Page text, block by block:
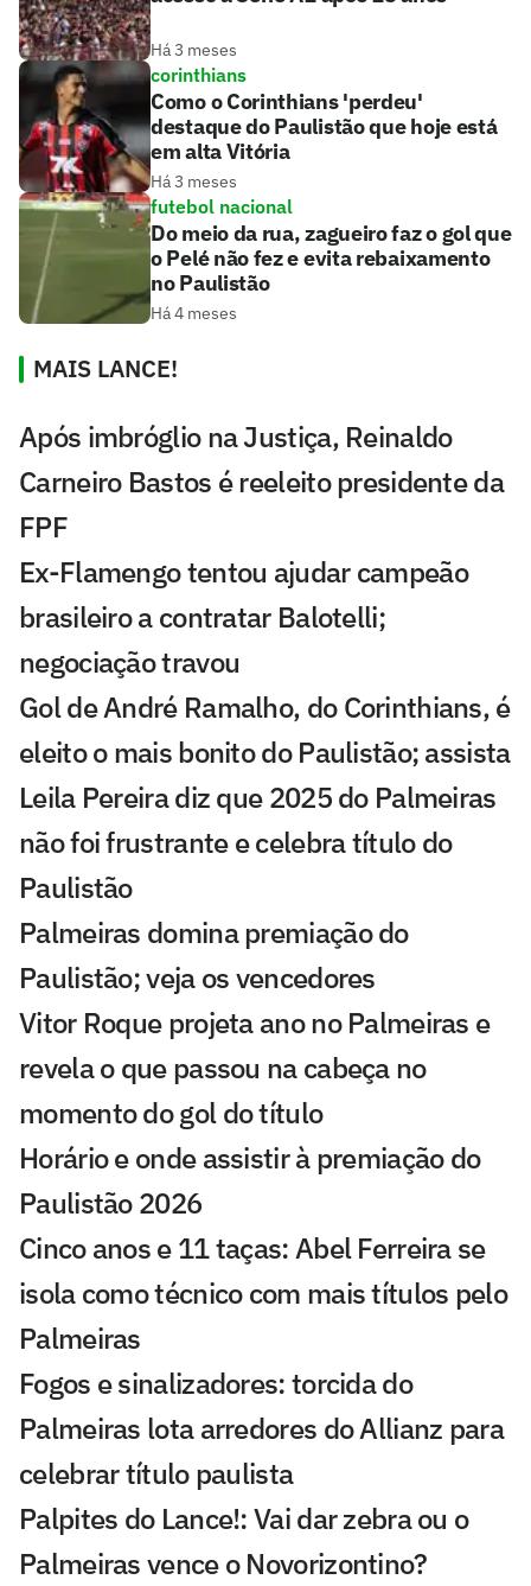
Há 3 meses
corinthians
Como o Corinthians 'perdeu'
destaque do Paulistão que hoje está
em alta Vitória
Há 3 meses
futebol nacional
Do meio da rua, zagueiro faz o gol que
o Pelé não fez e evita rebaixamento
no Paulistão
Há 4 meses
MAIS LANCE!
Após imbróglio na Justiça, Reinaldo
Carneiro Bastos é reeleito presidente da
FPF
Ex-Flamengo tentou ajudar campeão
brasileiro a contratar Balotelli;
negociação travou
Gol de André Ramalho, do Corinthians, é
eleito o mais bonito do Paulistão; assista
Leila Pereira diz que 2025 do Palmeiras
não foi frustrante e celebra título do
Paulistão
Palmeiras domina premiação do
Paulistão; veja os vencedores
Vitor Roque projeta ano no Palmeiras e
revela o que passou na cabeça no
momento do gol do título
Horário e onde assistir à premiação do
Paulistão 2026
Cinco anos e 11 taças: Abel Ferreira se
isola como técnico com mais títulos pelo
Palmeiras
Fogos e sinalizadores: torcida do
Palmeiras lota arredores do Allianz para
celebrar título paulista
Palpites do Lance!: Vai dar zebra ou o
Palmeiras vence o Novorizontino?